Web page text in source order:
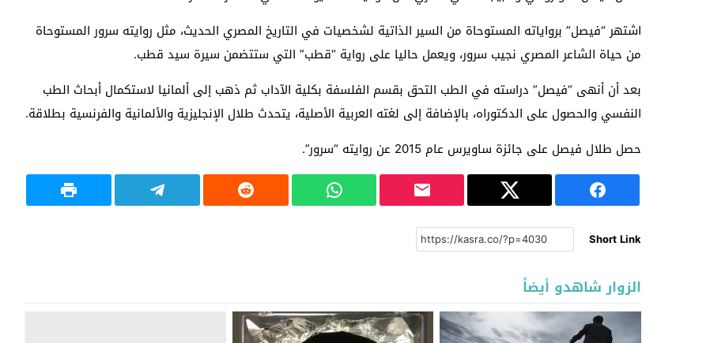
اشتهر “فيصل” برواياته المستوحاة من السير الذاتية لشخصيات في التاريخ المصري الحديث، مثل روايته سرور المستوحاة
من حياة الشاعر المصري نجيب سرور، ويعمل حاليا على رواية “قطب” التي ستتضمن سيرة سيد قطب.
بعد أن أنهى “فيصل” دراسته في الطب التحق بقسم الفلسفة بكلية الآداب ثم ذهب إلى ألمانيا لاستكمال أبحاث الطب
النفسي والحصول على الدكتوراه، بالإضافة إلى لغته العربية الأصلية، يتحدث طلال الإنجليزية والألمانية والفرنسية بطلاقة.
حصل طلال فيصل على جائزة ساويرس عام 2015 عن روايته “سرور”.
Short Link
الزوار شاهدو أيضاً